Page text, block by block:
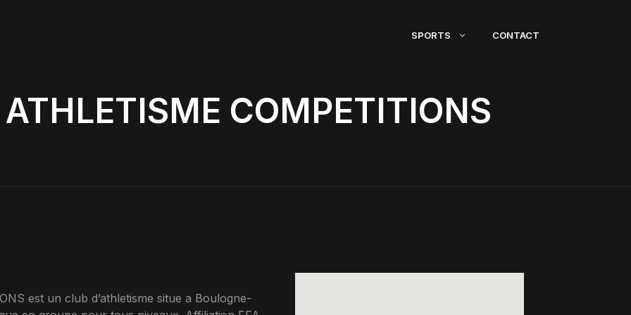
SPORTS CONTACT
COMPETITIONS
est un club d’athletisme situe a Boulogne-